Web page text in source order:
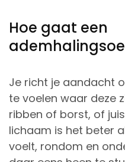
Hoe gaat een
Je richt je aandacht
te voelen waar deze
ribben of borst, of
lichaam is het beter
voelt, rondom en